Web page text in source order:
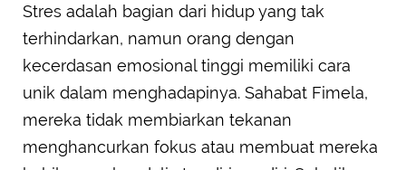
Stres adalah bagian dari hidup yang tak
terhindarkan, namun orang dengan
kecerdasan emosional tinggi memiliki cara
unik dalam menghadapinya. Sahabat Fimela,
mereka tidak membiarkan tekanan
menghancurkan fokus atau membuat mereka